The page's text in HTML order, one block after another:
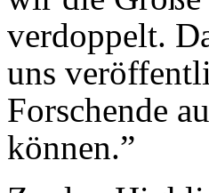
verdoppelt.
uns
Forschende
können.”